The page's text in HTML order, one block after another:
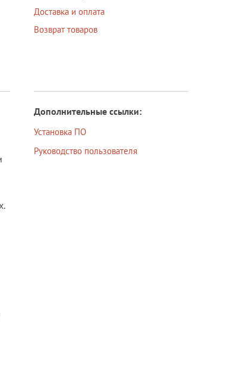
Доставка и оплата
Возврат товаров
Дополнительные ссылки:
Установка ПО
Руководство пользователя